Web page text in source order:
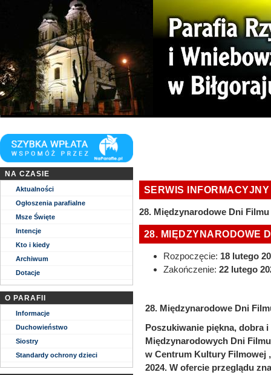
NA CZASIE
Aktualności
Ogłoszenia parafialne
Msze Święte
Intencje
Kto i kiedy
Archiwum
Dotacje
O PARAFII
Informacje
Duchowieństwo
Siostry
Standardy ochrony dzieci
SERWIS INFORMACYJNY
28. Międzynarodowe Dni
28. MIĘDZYNARODOWE
Rozpoczęcie: 18 lutego
Zakończenie: 22 lutego
28. Międzynarodowe Dni
Poszukiwanie piękna, dobra
Międzynarodowych Dni
w Centrum Kultury Filmowej
2024. W ofercie przeglądu